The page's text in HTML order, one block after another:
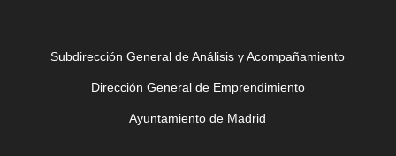
Subdirección General de Análisis y Acompañamiento
Dirección General de Emprendimiento
Ayuntamiento de Madrid